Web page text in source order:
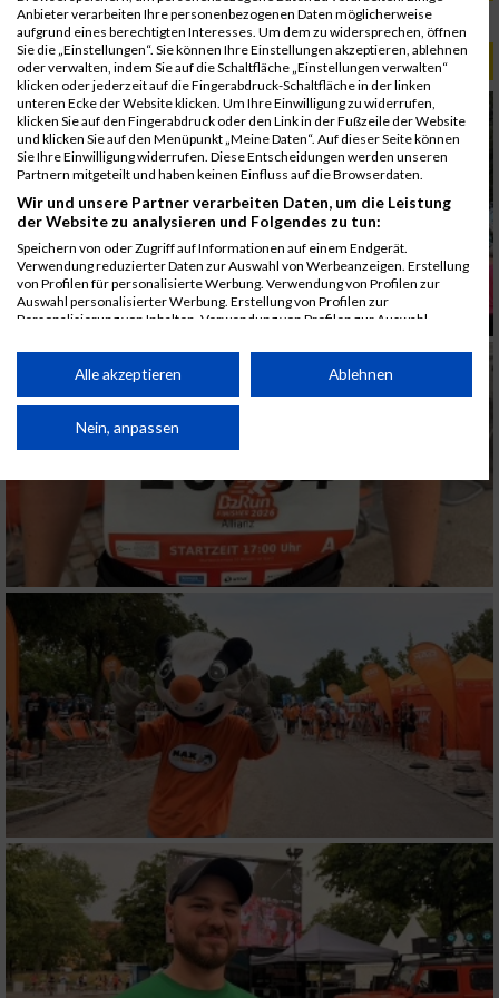
Rang:514.
ALBUM B2RUN MÜNCHEN / 15.07.2026
Anbieter verarbeiten Ihre personenbezogenen Daten möglicherweise
aufgrund eines berechtigten Interesses. Um dem zu widersprechen, öffnen
Sie die „Einstellungen“. Sie können Ihre Einstellungen akzeptieren, ablehnen
oder verwalten, indem Sie auf die Schaltfläche „Einstellungen verwalten“
klicken oder jederzeit auf die Fingerabdruck-Schaltfläche in der linken
unteren Ecke der Website klicken. Um Ihre Einwilligung zu widerrufen,
klicken Sie auf den Fingerabdruck oder den Link in der Fußzeile der Website
und klicken Sie auf den Menüpunkt „Meine Daten“. Auf dieser Seite können
Sie Ihre Einwilligung widerrufen. Diese Entscheidungen werden unseren
Partnern mitgeteilt und haben keinen Einfluss auf die Browserdaten.
Wir und unsere Partner verarbeiten Daten, um die Leistung
der Website zu analysieren und Folgendes zu tun:
Speichern von oder Zugriff auf Informationen auf einem Endgerät.
Verwendung reduzierter Daten zur Auswahl von Werbeanzeigen. Erstellung
von Profilen für personalisierte Werbung. Verwendung von Profilen zur
Auswahl personalisierter Werbung. Erstellung von Profilen zur
Personalisierung von Inhalten. Verwendung von Profilen zur Auswahl
Performance von Inhalten. Analyse von Zielgruppen durch Statistiken oder
Kombinationen von Daten aus verschiedenen Quellen. Entwicklung und
von Inhalten.
Daten können außerhalb der Europäischen Union weitergegeben und in die
Website/App.
Partnerliste anzeigen (1 IAB-Anbieter)
Wir nutzen Ihre Daten für folgende Zwecke:
IAB-Verarbeitungszwecke:
Speichern von oder Zugriff auf Informationen
auf einem Endgerät
Verwendung reduzierter Daten zur Auswahl
von Werbeanzeigen
Erstellung von Profilen für personalisierte
Werbung
Verwendung von Profilen zur Auswahl
personalisierter Werbung
Erstellung von Profilen zur Personalisierung
von Inhalten
Verwendung von Profilen zur Auswahl
personalisierter Inhalte
Alle akzeptieren Ablehnen
Nein, anpassen